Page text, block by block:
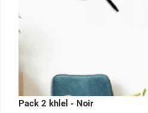
Pack 2 khlel - Noir